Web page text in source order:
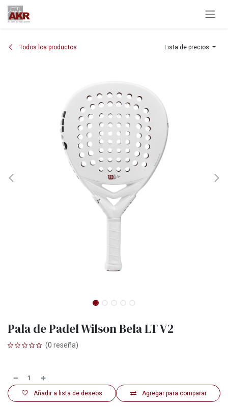
Ir al contenido
Todos los productos Lista de precios
Pala de Padel Wilson Bela LT V2
(0 reseña)
Agregar para comparar
Añadir a lista de deseos